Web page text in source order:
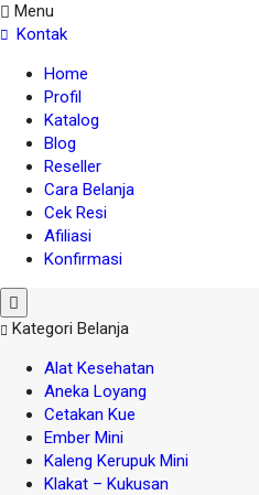
Menu
Kontak
Home
Profil
Katalog
Blog
Reseller
Cara Belanja
Cek Resi
Afiliasi
Konfirmasi
Kategori Belanja
Alat Kesehatan
Aneka Loyang
Cetakan Kue
Ember Mini
Kaleng Kerupuk Mini
Klakat – Kukusan